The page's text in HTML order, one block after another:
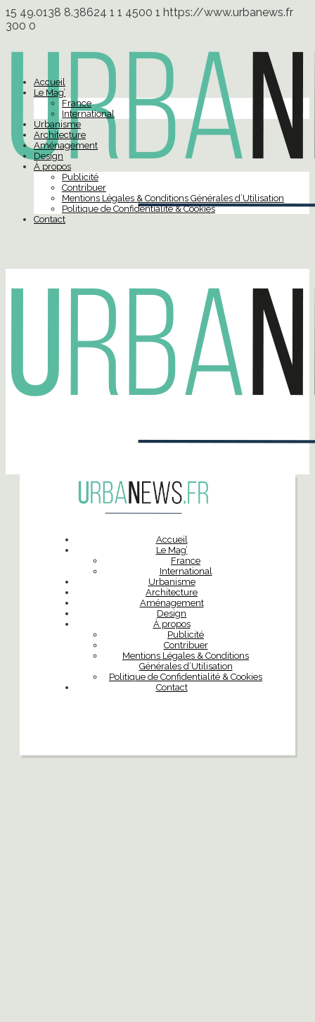
15 49.0138 8.38624 1 1 4500 1 https://www.urbanews.fr
300 0
Accueil
Le Mag’
France
International
Urbanisme
Architecture
Aménagement
Design
À propos
Publicité
Contribuer
Mentions Légales & Conditions Générales d’Utilisation
Politique de Confidentialité & Cookies
Contact
Accueil
Le Mag’
France
International
Urbanisme
Architecture
Aménagement
Design
À propos
Publicité
Contribuer
Mentions Légales & Conditions
Générales d’Utilisation
Politique de Confidentialité & Cookies
Contact